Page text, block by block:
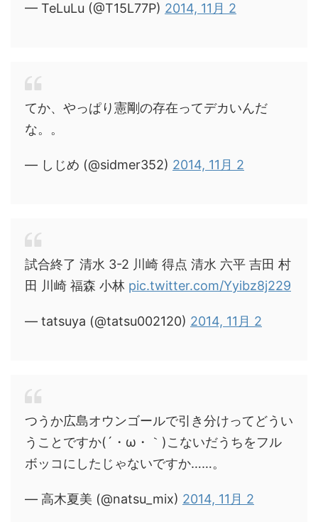
— TeLuLu (@T15L77P) 2014, 11月 2
てか、やっぱり憲剛の存在ってデカいんだ
な。。
— しじめ (@sidmer352) 2014, 11月 2
試合終了 清水 3-2 川崎 得点 清水 六平 吉田 村
田 川崎 福森 小林 pic.twitter.com/Yyibz8j229
— tatsuya (@tatsu002120) 2014, 11月 2
つうか広島オウンゴールで引き分けってどうい
うことですか(´・ω・｀)こないだうちをフル
ボッコにしたじゃないですか……。
— 高木夏美 (@natsu_mix) 2014, 11月 2